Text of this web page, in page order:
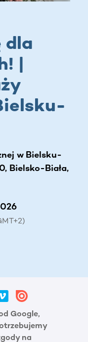
dla
|
w Bielsku-
Bielsko-Biała,
Google,
na